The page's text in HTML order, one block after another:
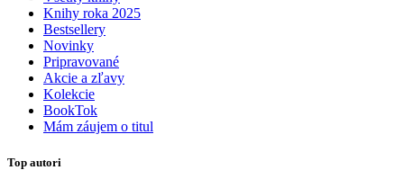
Knihy roka 2025
Bestsellery
Novinky
Pripravované
Akcie a zľavy
Kolekcie
BookTok
Mám záujem o titul
Top autori